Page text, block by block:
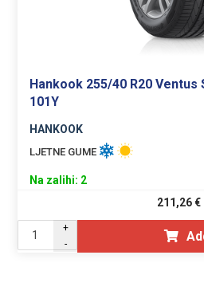
Hankook 255/40 R20 Ventus
101Y
HANKOOK
LJETNE GUME
Na zalihi: 2
211,26€
+
-